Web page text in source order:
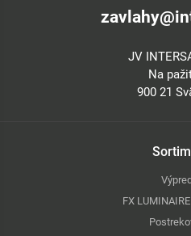
JV
Na
900 21
FX